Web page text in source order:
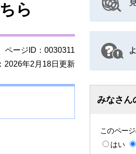
ら
ページID：0030311
2026年2月18日更新
みなさん
このペー
はい